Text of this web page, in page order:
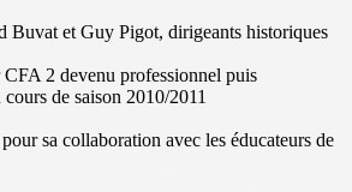
Buvat et Guy Pigot, dirigeants historiques
2 devenu professionnel puis
de saison 2010/2011
sa collaboration avec les éducateurs de